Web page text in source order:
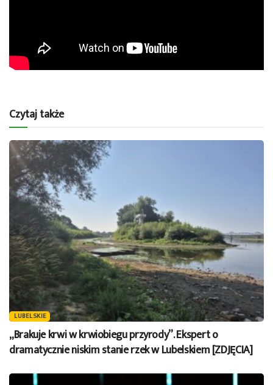
Czytaj także
LUBELSKIE
„Brakuje krwi w krwiobiegu przyrody”. Ekspert o
dramatycznie niskim stanie rzek w Lubelskiem [ZDJĘCIA]